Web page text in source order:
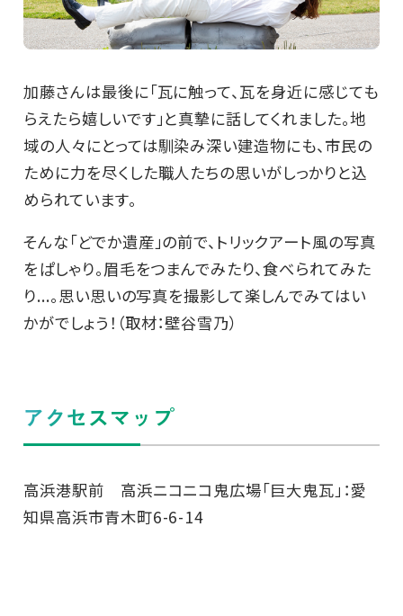
加藤さんは最後に「瓦に触って、瓦を身近に感じても
らえたら嬉しいです」と真摯に話してくれました。地
域の人々にとっては馴染み深い建造物にも、市民の
ために力を尽くした職人たちの思いがしっかりと込
められています。
そんな「どでか遺産」の前で、トリックアート風の写真
をぱしゃり。眉毛をつまんでみたり、食べられてみた
り...。思い思いの写真を撮影して楽しんでみてはい
かがでしょう！（取材：壁谷雪乃）
アクセスマップ
高浜港駅前 高浜ニコニコ鬼広場「巨大鬼瓦」：愛
知県高浜市青木町6-6-14